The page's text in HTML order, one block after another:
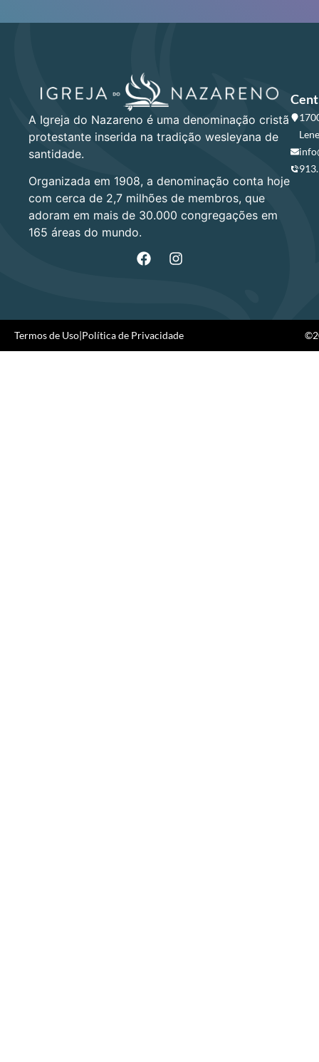
A Igreja do Nazareno é uma denominação cristã
protestante inserida na tradição wesleyana de
santidade.
Organizada em 1908, a denominação conta hoje
com cerca de 2,7 milhões de membros, que
adoram em mais de 30.000 congregações em
165 áreas do mundo.
Termos de Uso|Política de Privacidade